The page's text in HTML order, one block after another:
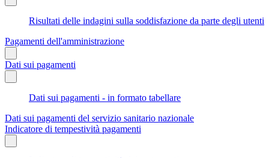
Risultati delle indagini sulla soddisfazione da parte degli utenti
Pagamenti dell'amministrazione
Dati sui pagamenti
Dati sui pagamenti - in formato tabellare
Dati sui pagamenti del servizio sanitario nazionale
Indicatore di tempestività pagamenti